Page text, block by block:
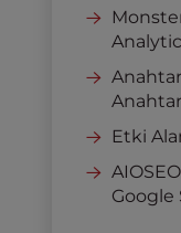
Anahtar
Etki
Google